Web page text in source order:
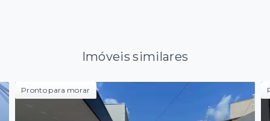
Imóveis similares
Pronto para morar